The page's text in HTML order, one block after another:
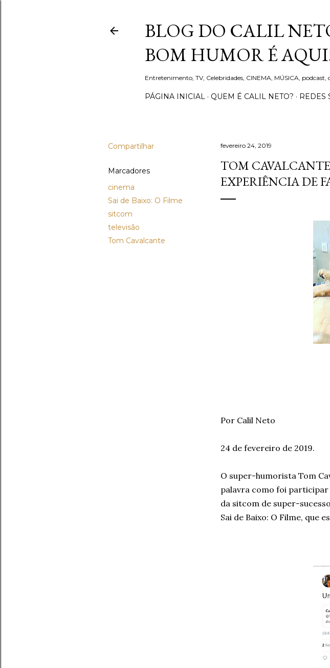
BLOG DO CALIL
BOM HUMOR É
Entretenimento, TV, Celebridades, CINEMA, MÚSICA,
PÁGINA INICIAL QUEM É CALIL NETO? REDES
Compartilhar
Marcadores
cinema
Sai de Baixo: O Filme
sitcom
televisão
Tom Cavalcante
fevereiro 24, 2019
TOM
EXPERIÊNCIA DE
Por Calil Neto
24 de fevereiro de 2019.
O super-humorista Tom
palavra como foi
da sitcom de super-
Sai de Baixo: O Filme, que